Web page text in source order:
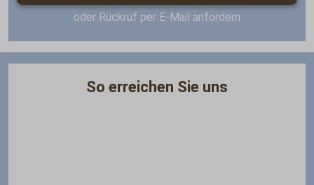
oder Rückruf per E-Mail anfordern
So erreichen Sie uns